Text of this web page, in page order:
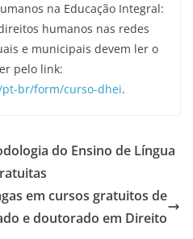
na Educação Integral:
humanos nas redes
e municipais devem ler o
pelo link:
br/form/curso-dhei.
do Ensino de Língua
em cursos gratuitos de
e doutorado em Direito